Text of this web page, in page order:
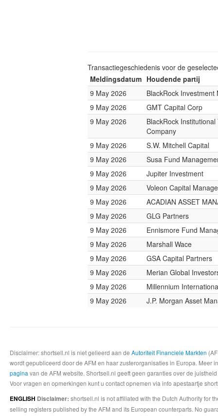
Transactiegeschiedenis voor de
Meldingsdatum Houdende partij
9 May 2026
BlackRock Investment
9 May 2026
GMT Capital Corp
9 May 2026
BlackRock Institutional
Company
9 May 2026
S.W. Mitchell Capital
9 May 2026
Susa Fund
9 May 2026
Jupiter Investment
9 May 2026
Voleon Capital
9 May 2026
ACADIAN ASSET
9 May 2026
GLG Partners
9 May 2026
Ennismore Fund
9 May 2026
Marshall Wace
9 May 2026
GSA Capital Partners
9 May 2026
Merian Global
9 May 2026
Millennium
9 May 2026
J.P. Morgan Asset
Disclaimer: shortsell.nl is niet gelieerd aan de Autoriteit Financiele Markten
wordt gepubliceerd door de AFM en haar zusterorganisaties in Europa.
pagina van de AFM website. Shortsell.nl geeft geen garanties over de
Voor vragen en opmerkingen kunt u contact opnemen via info apestaartje
ENGLISH Disclaimer: shortsell.nl is not affiliated with the Dutch Authority for
selling registers published by the AFM and its European counterparts. No